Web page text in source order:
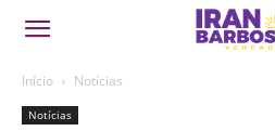
Início Notícias
Notícias